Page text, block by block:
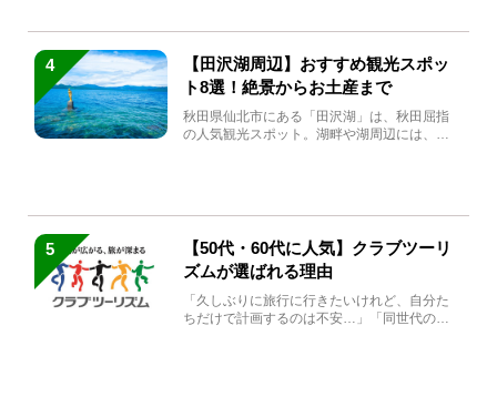
4
【田沢湖周辺】おすすめ観光スポッ
ト8選！絶景からお土産まで
秋田県仙北市にある「田沢湖」は、秋田屈指
の人気観光スポット。湖畔や湖周辺には、田
5
【50代・60代に人気】クラブツーリ
ズムが選ばれる理由
「久しぶりに旅行に行きたいけれど、自分た
ちだけで計画するのは不安…」「同世代の方